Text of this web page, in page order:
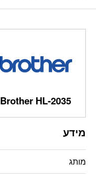
Brother HL-2035
מידע
מותג